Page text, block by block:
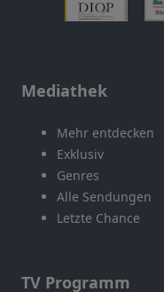
Mediathek
Mehr entdecken
Exklusiv
Genres
Alle Sendungen
Letzte Chance
TV Programm